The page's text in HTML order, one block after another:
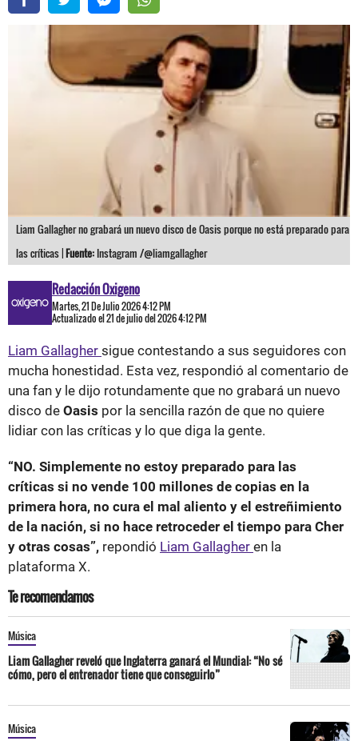
Liam Gallagher no grabará un nuevo disco de Oasis porque no está preparado para
las críticas |Fuente: Instagram /@liamgallagher
Redacción Oxigeno
Martes, 21 De Julio 2026 4:12 PM
Actualizado el 21 de julio del 2026 4:12 PM
Liam Gallagher sigue contestando a sus seguidores con
mucha honestidad. Esta vez, respondió al comentario de
una fan y le dijo rotundamente que no grabará un nuevo
disco de Oasis por la sencilla razón de que no quiere
lidiar con las críticas y lo que diga la gente.
“NO. Simplemente no estoy preparado para las
críticas si no vende 100 millones de copias en la
primera hora, no cura el mal aliento y el estreñimiento
de la nación, si no hace retroceder el tiempo para Cher
y otras cosas”, repondió Liam Gallagher en la
plataforma X.
Te recomendamos
Música
Liam Gallagher reveló que Inglaterra ganará el Mundial: “No sé
cómo, pero el entrenador tiene que conseguirlo”
Música